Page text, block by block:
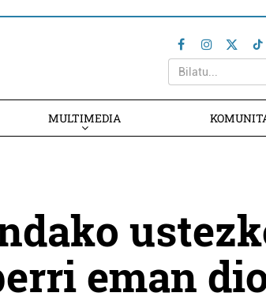
MULTIMEDIA
eman